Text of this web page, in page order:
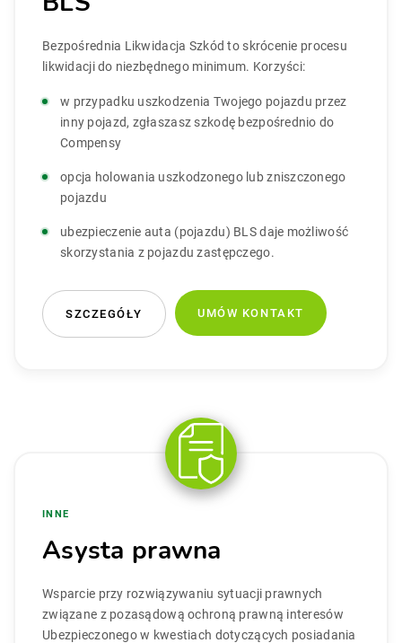
Bezpośrednia Likwidacja Szkód to skrócenie procesu
likwidacji do niezbędnego minimum. Korzyści:
w przypadku uszkodzenia Twojego pojazdu przez
inny pojazd, zgłaszasz szkodę bezpośrednio do
Compensy
opcja holowania uszkodzonego lub zniszczonego
pojazdu
ubezpieczenie auta (pojazdu) BLS daje możliwość
skorzystania z pojazdu zastępczego.
SZCZEGÓŁY UMÓW KONTAKT
INNE
Asysta prawna
Wsparcie przy rozwiązywaniu sytuacji prawnych
związane z pozasądową ochroną prawną interesów
Ubezpieczonego w kwestiach dotyczących posiadania